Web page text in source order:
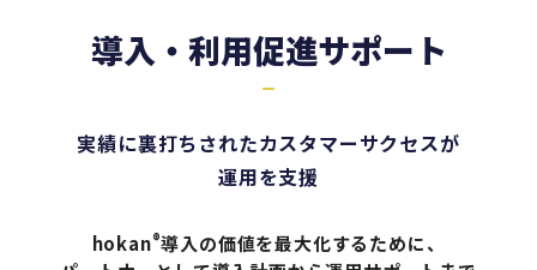
導入・利用促進サポート
実績に裏打ちされたカスタマーサクセスが
運用を支援
hokan®導入の価値を最大化するために、